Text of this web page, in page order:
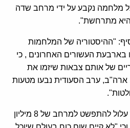
מלחמה נקבע על ידי מרחב שדה
היא מתרחשת".
"ההיסטוריה של המלחמות
העשורים האחרונים , כי
של אותם צבאות שיזמו את
ערב הסעודית נבעו מטעות
אל-אבינה הזהיר כי הסכסוך עלול להתפשט למרחב של 8 מיליון